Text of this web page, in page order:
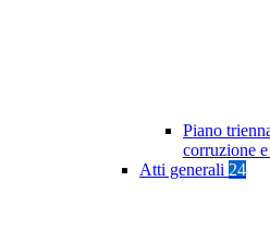
Piano
corruzione
Atti generali 24